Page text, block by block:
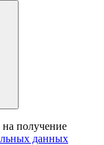
получение
данных